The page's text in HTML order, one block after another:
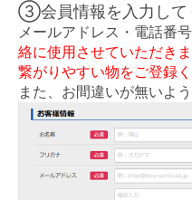
③会員情報を入力して
メールアドレス・電話番号
絡に使用させていただきま
繋がりやすい物をご登録く
また、お間違いが無いよ